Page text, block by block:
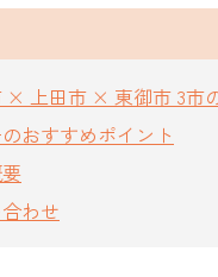
× 上田市 × 東御市 3市
おすすめポイント
わせ